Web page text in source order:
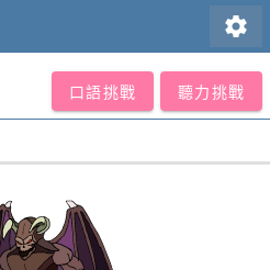
settings
口語挑戰 聽力挑戰